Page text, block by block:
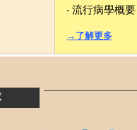
‧ 流行病學概要
→了解更多